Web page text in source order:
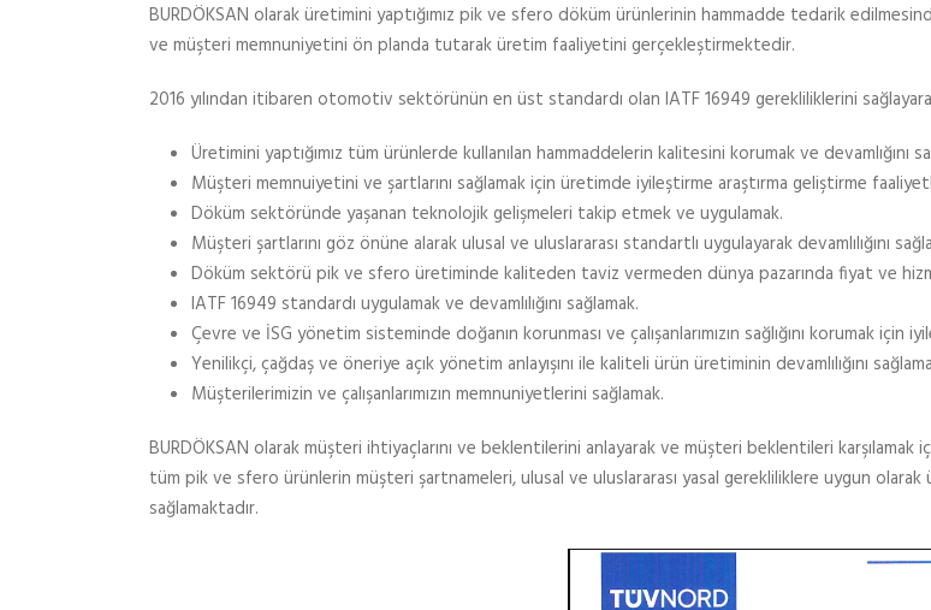
BURDÖKSAN olarak üretimini yaptığımız pik ve sfero döküm ürünlerinin hammadde tedarik
ve müşteri memnuniyetini ön planda tutarak üretim faaliyetini gerçekleştirmektedir.
2016 yılından itibaren otomotiv sektörünün en üst standardı olan IATF 16949 gerekliliklerini
Üretimini yaptığımız tüm ürünlerde kullanılan hammaddelerin kalitesini korumak ve devamlığını
Müşteri memnuiyetini ve şartlarını sağlamak için üretimde iyileştirme araştırma geliştirme
Döküm sektöründe yaşanan teknolojik gelişmeleri takip etmek ve uygulamak.
Müşteri şartlarını göz önüne alarak ulusal ve uluslararası standartlı uygulayarak devamlılığını
Döküm sektörü pik ve sfero üretiminde kaliteden taviz vermeden dünya pazarında fiyat ve
IATF 16949 standardı uygulamak ve devamlılığını sağlamak.
Çevre ve İSG yönetim sisteminde doğanın korunması ve çalışanlarımızın sağlığını korumak için
Yenilikçi, çağdaş ve öneriye açık yönetim anlayışını ile kaliteli ürün üretiminin devamlılığını
Müşterilerimizin ve çalışanlarımızın memnuniyetlerini sağlamak.
BURDÖKSAN olarak müşteri ihtiyaçlarını ve beklentilerini anlayarak ve müşteri beklentileri
tüm pik ve sfero ürünlerin müşteri şartnameleri, ulusal ve uluslararası yasal gerekliliklere uygun
sağlamaktadır.